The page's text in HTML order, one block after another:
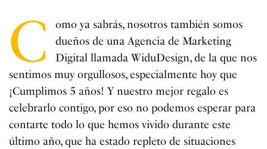
C
omo ya sabrás, nosotros también somos
dueños de una Agencia de Marketing
Digital llamada WiduDesign, de la que nos
sentimos muy orgullosos, especialmente hoy que
¡Cumplimos 5 años! Y nuestro mejor regalo es
celebrarlo contigo, por eso no podemos esperar para
contarte todo lo que hemos vivido durante este
último año, que ha estado repleto de situaciones